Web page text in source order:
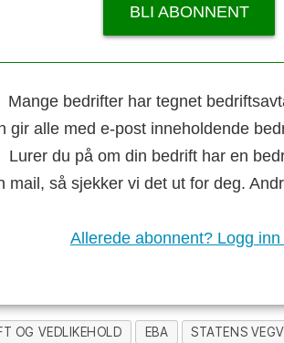
BLI ABONNENT
Mange bedrifter har tegnet
gir alle med e-post inneholdende
Lurer du på om din bedrift har en
mail, så sjekker vi det ut for deg.
Allerede abonnent? Logg inn
OG VEDLIKEHOLD EBA STATENS